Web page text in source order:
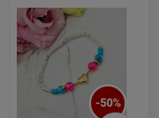
-50%